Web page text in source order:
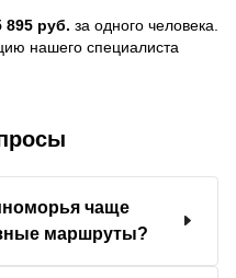
895 руб. за одного человека.
нашего специалиста
чаще
маршруты?